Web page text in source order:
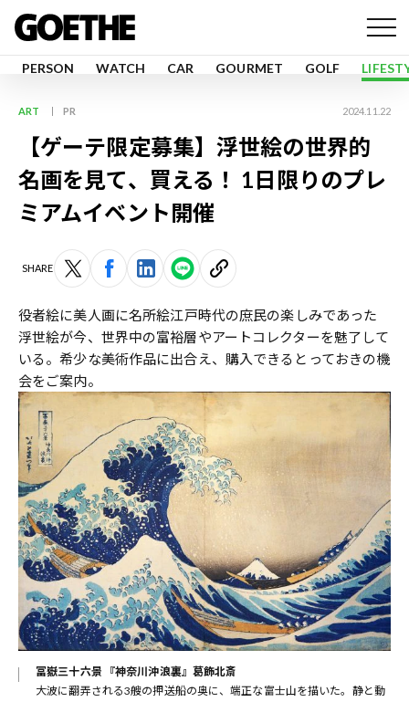
PERSON WATCH CAR GOURMET GOLF
ART PR 2024.11.22
【ゲーテ限定募集】浮世絵の世界的
名画を見て、買える！ 1日限りのプレ
ミアムイベント開催
SHARE
役者絵に美人画に名所絵――江戸時代の庶民の楽しみであった
浮世絵が今、世界中の富裕層やアートコレクターを魅了して
いる。希少な美術作品に出合え、購入できるとっておきの機
会をご案内。
冨嶽三十六景 『神奈川沖浪裏』葛飾北斎
大波に翻弄される3艘の押送船の奥に、端正な富士山を描いた。静と動